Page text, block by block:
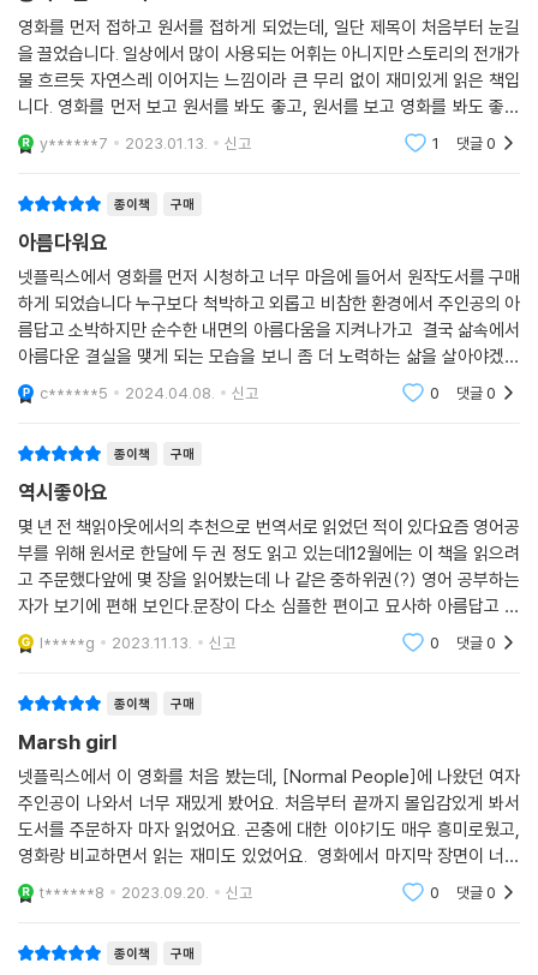
영화를 먼저 접하고 원서를 접하게 되었는데, 일단 제목이 처음부터 눈길
을 끌었습니다. 일상에서 많이 사용되는 어휘는 아니지만 스토리의 전개가
물 흐르듯 자연스레 이어지는 느낌이라 큰 무리 없이 재미있게 읽은 책입
니다. 영화를 먼저 보고 원서를 봐도 좋고, 원서를 보고 영화를 봐도 좋을
것 같아요. 책을 처음 접한 순간부터 책의 제목이 의미하는 것이 무얼까 궁
금했으며, 읽
y******7 2023.01.13. 신고 1 댓글0
종이책 구매
아름다워요
넷플릭스에서 영화를 먼저 시청하고 너무 마음에 들어서 원작도서를 구매
하게 되었습니다 누구보다 척박하고 외롭고 비참한 환경에서 주인공의 아
름답고 소박하지만 순수한 내면의 아름다움을 지켜나가고 결국 삶속에서
아름다운 결실을 맺게 되는 모습을 보니 좀 더 노력하는 삶을 살아야겠다
는 생각을 하게 됩니다 원서의 문장도 영화만큼 아름다워요 영화가 마음에
드셨다면 꼭 읽어
c******5 2024.04.08. 신고 0 댓글0
종이책 구매
역시좋아요
몇 년 전 책읽아웃에서의 추천으로 번역서로 읽었던 적이 있다요즘 영어공
부를 위해 원서로 한달에 두 권 정도 읽고 있는데12월에는 이 책을 읽으려
고 주문했다앞에 몇 장을 읽어봤는데 나 같은 중하위권(?) 영어 공부하는
자가 보기에 편해 보인다.문장이 다소 심플한 편이고 묘사하 아름답고 다
음 이야기가 계속 궁금해지는 스타일에 번역서로도 어느정도 아는 편이라
가능한 걸지는 모
l*****g 2023.11.13. 신고 0 댓글0
종이책 구매
Marsh girl
넷플릭스에서 이 영화를 처음 봤는데, [Normal People]에 나왔던 여자
주인공이 나와서 너무 재밌게 봤어요. 처음부터 끝까지 몰입감있게 봐서
도서를 주문하자 마자 읽었어요. 곤충에 대한 이야기도 매우 흥미로웠고,
영화랑 비교하면서 읽는 재미도 있었어요. 영화에서 마지막 장면이 너무
놀라워서, 책에서는 어떤지 끝부분을 빨리 보고 싶어서 읽었던 기억이 나
네요. 영화도 소설도
t******8 2023.09.20. 신고 0 댓글0
종이책 구매